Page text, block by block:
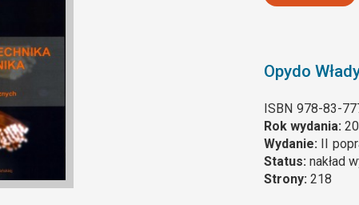
Opydo
ISBN 978-83-
Rok wydania:
Wydanie: II
Status:nakład
Strony:218